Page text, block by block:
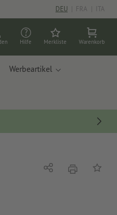
DEU | FRA | ITA
Hilfe Merkliste Warenkorb
Werbeartikel
Teilen DruckenAuf